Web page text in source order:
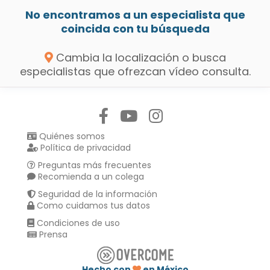
No encontramos a un especialista que
coincida con tu búsqueda
Cambia la localización o busca
especialistas que ofrezcan vídeo consulta.
Quiénes somos
Política de privacidad
Preguntas más frecuentes
Recomienda a un colega
Seguridad de la información
Como cuidamos tus datos
Condiciones de uso
Prensa